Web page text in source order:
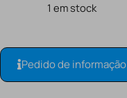
1 em stock
Pedido de informação